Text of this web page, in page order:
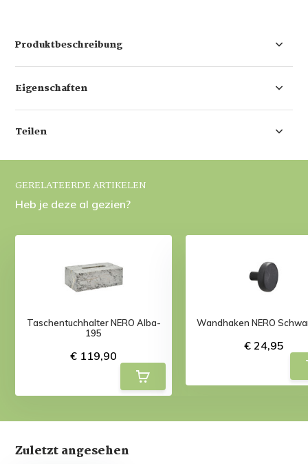
Produktbeschreibung
Eigenschaften
Teilen
GERELATEERDE ARTIKELEN
Heb je deze al gezien?
Taschentuchhalter NERO Alba-
195
€ 119,90
Wandhaken NERO
€ 24,95
Zuletzt angesehen